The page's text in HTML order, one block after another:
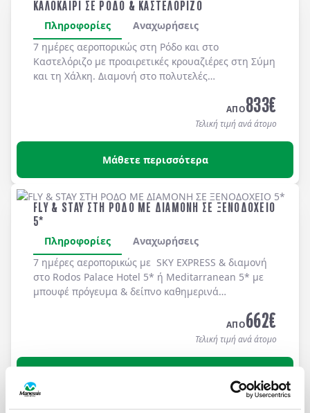
ΚΑΛΟΚΑΙΡΙ ΣΕ ΡΟΔΟ & ΚΑΣΤΕΛΟΡΙΖΟ
Πληροφορίες
Αναχωρήσεις
7 ημέρες αεροπορικώς στη Ρόδο και στο
Καστελόριζο με προαιρετικές κρουαζιέρες στη Σύμη
και τη Χάλκη. Διαμονή στο πολυτελές
(ημιδιατροφή).
ΑΠΟ833€
Τελική τιμή ανά άτομο
Μάθετε περισσότερα
FLY & STAY ΣΤΗ ΡΟΔΟ ΜΕ ΔΙΑΜΟΝΗ ΣΕ ΞΕΝΟΔΟΧΕΙΟ
5*
Πληροφορίες
Αναχωρήσεις
7 ημέρες αεροπορικώς με SKY EXPRESS & διαμονή
στο Rodos Palace Hotel 5* ή Meditarranean 5* με
μπουφέ πρόγευμα & δείπνο καθημερινά
ΑΠΟ662€
Τελική τιμή ανά άτομο